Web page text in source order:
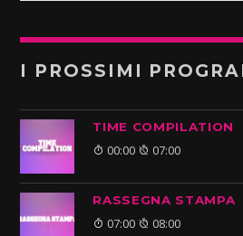
I PROSSIMI
TIME COMPILATION
00:00 07:00
RASSEGNA STAMPA
07:00 08:00